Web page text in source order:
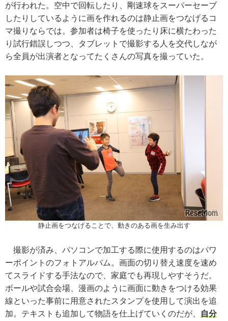
が行われた。空中で回転したり、剛速球をスーパーセーブ
したりしているように画を作れるのは静止画をつなげるコ
マ撮りならでは。参加者は椅子を使ったり床に横たわった
り試行錯誤しつつ、タブレットで撮影する人を交代しなが
ら全員が出演者となってたくさんの写真を撮っていた。
静止画をつなげることで、動きのある画を生み出す
撮影が済み、パソコンで加工する際に使用するのはパワ
ーポイントのフォトアルバム。画面の切り替え速度を速め
てスライドする手法なので、家庭でも再現しやすそうだ。
ボールや試合会場、漫画のように画面に動きをつける効果
線といった事前に用意されたスタンプを使用して演出を追
加。テキストも追加して物語を仕上げていくのだが、 自分